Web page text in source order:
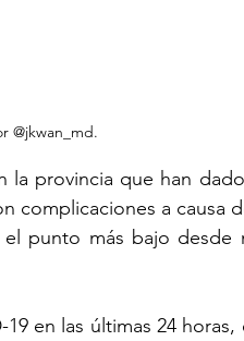
@jkwan_md.
la provincia que han
complicaciones a causa
punto más bajo desde
en las últimas 24 horas,